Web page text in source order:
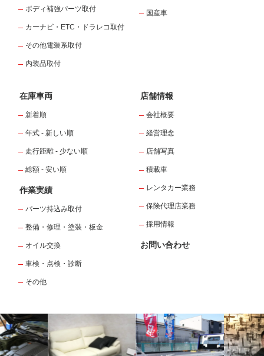
ボディ補強パーツ取付
カーナビ・ETC・ドラレコ取付
その他電装系取付
内装品取付
国産車
在庫車両
新着順
年式 - 新しい順
走行距離 - 少ない順
総額 - 安い順
作業実績
パーツ持込み取付
整備・修理・塗装・板金
オイル交換
車検・点検・診断
その他
店舗情報
会社概要
経営理念
店舗写真
積載車
レンタカー業務
保険代理店業務
採用情報
お問い合わせ